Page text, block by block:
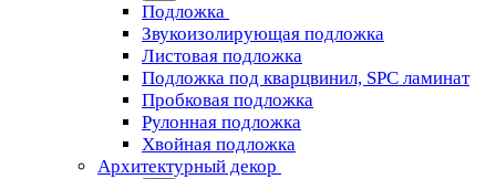
Подложка
Звукоизолирующая подложка
Листовая подложка
Подложка под кварцвинил, SPC ламинат
Пробковая подложка
Рулонная подложка
Хвойная подложка
Архитектурный декор